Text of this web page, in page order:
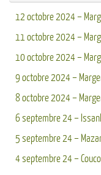
12 octobre 2024 –
11 octobre 2024 –
10 octobre 2024 –
9 octobre 2024 –
8 octobre 2024 –
6 septembre 24 –
5 septembre 24 –
4 septembre 24 –